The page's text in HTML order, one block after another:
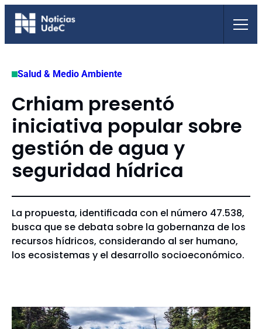
Saltar
Salud & Medio Ambiente
Crhiam presentó
iniciativa popular sobre
gestión de agua y
seguridad hídrica
La propuesta, identificada con el número 47.538,
busca que se debata sobre la gobernanza de los
recursos hídricos, considerando al ser humano,
los ecosistemas y el desarrollo socioeconómico.